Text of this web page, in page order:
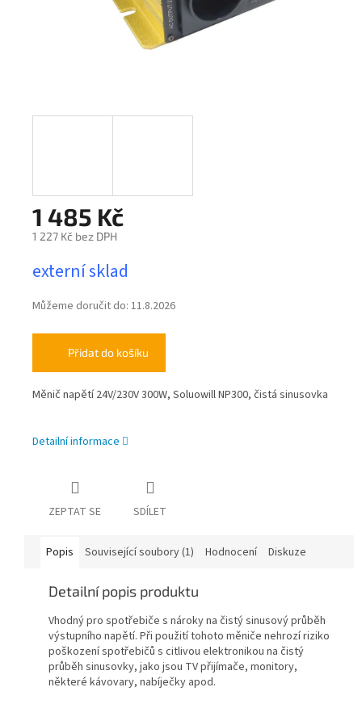
1 485 Kč
1 227 Kč bez DPH
cena:
externí sklad
Můžeme doručit do: 11.8.2026
Přidat do košíku
Měnič napětí 24V/230V 300W, Soluowill NP300, čistá sinusovka
Detailní informace
ZEPTAT SE SDÍLET
Popis Související soubory (1) Hodnocení Diskuze
Detailní popis produktu
Vhodný pro spotřebiče s nároky na čistý sinusový průběh
výstupního napětí. Při použití tohoto měniče nehrozí riziko
poškození spotřebičů s citlivou elektronikou na čistý
průběh sinusovky, jako jsou TV přijímače, monitory,
některé kávovary, nabíječky apod.